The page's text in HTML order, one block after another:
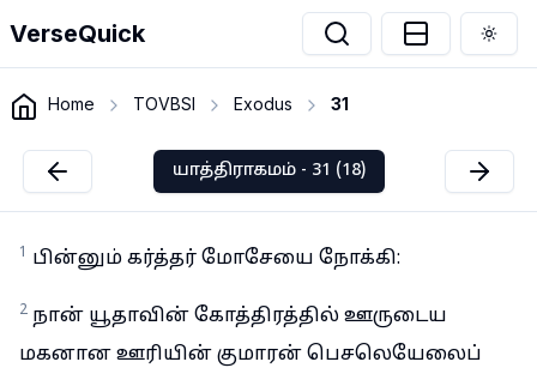
VerseQuick
Home TOVBSI Exodus 31
யாத்திராகமம் - 31 (18)
1 பின்னும் கர்த்தர் மோசேயை நோக்கி:
2 நான் யூதாவின் கோத்திரத்தில் ஊருடைய
மகனான ஊரியின் குமாரன் பெசலெயேலைப்